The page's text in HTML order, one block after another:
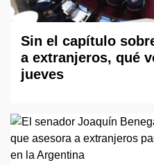
Sin el capítulo
a extranjeros, qué
jueves